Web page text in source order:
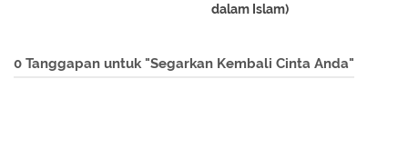
dalam Islam)
0 Tanggapan untuk "Segarkan Kembali Cinta Anda"